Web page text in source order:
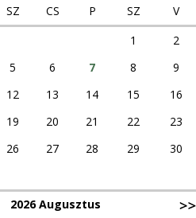
SZ CS P SZ
V
1
2
5 6 7 8
9
12 13 14 15
16
19 20 21 22
23
26 27 28 29
30
2026 Augusztus